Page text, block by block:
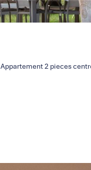
Appartement 2 pieces